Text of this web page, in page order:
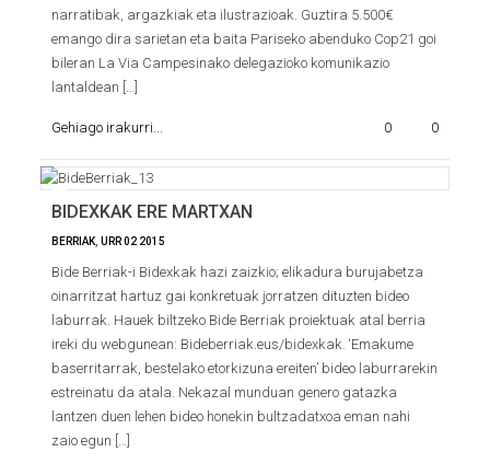
narratibak, argazkiak eta ilustrazioak. Guztira 5.500€
emango dira sarietan eta baita Pariseko abenduko Cop21 goi
bileran La Via Campesinako delegazioko komunikazio
lantaldean […]
Gehiago irakurri... 0 0
BIDEXKAK ERE MARTXAN
BERRIAK URR02 2015
Bide Berriak-i Bidexkak hazi zaizkio; elikadura burujabetza
oinarritzat hartuz gai konkretuak jorratzen dituzten bideo
laburrak. Hauek biltzeko Bide Berriak proiektuak atal berria
ireki du webgunean: Bideberriak.eus/bidexkak. ‘Emakume
baserritarrak, bestelako etorkizuna ereiten’ bideo laburrarekin
estreinatu da atala. Nekazal munduan genero gatazka
lantzen duen lehen bideo honekin bultzadatxoa eman nahi
zaio egun […]